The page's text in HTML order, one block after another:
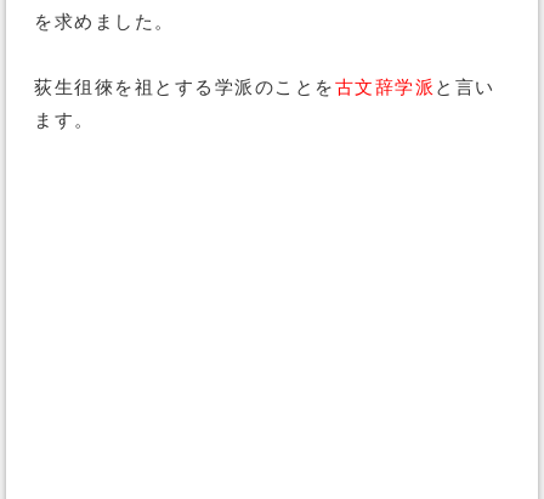
を求めました。
荻生徂徠を祖とする学派のことを古文辞学派 と言い
ます。